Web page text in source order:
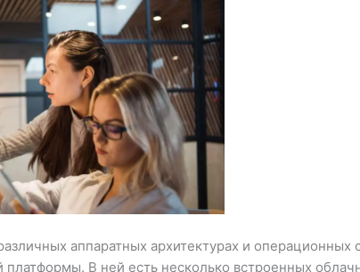
аппаратных архитектурах и операционных
В ней есть несколько встроенных